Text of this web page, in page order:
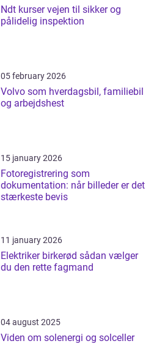
Ndt kurser vejen til sikker og
pålidelig inspektion
05 february 2026
Volvo som hverdagsbil, familiebil
og arbejdshest
15 january 2026
Fotoregistrering som
dokumentation: når billeder er det
stærkeste bevis
11 january 2026
Elektriker birkerød sådan vælger
du den rette fagmand
04 august 2025
Viden om solenergi og solceller